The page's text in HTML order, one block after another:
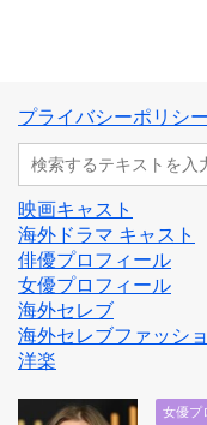
プライバシーポリシー
映画キャスト
海外ドラマ キャスト
俳優プロフィール
女優プロフィール
海外セレブ
海外セレブファッシ
洋楽
女優プ